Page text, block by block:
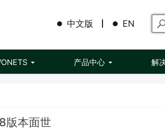
中文版 EN
产品中心 解
版本面世